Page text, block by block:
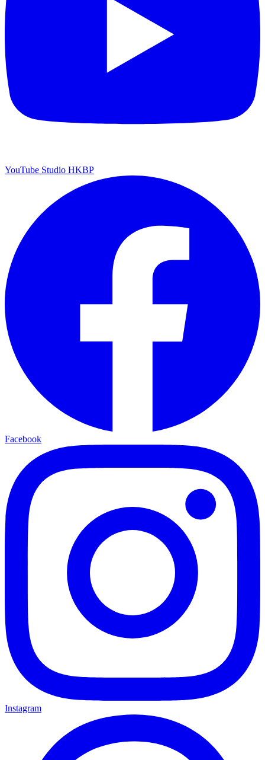
YouTube Studio HKBP
Facebook
Instagram